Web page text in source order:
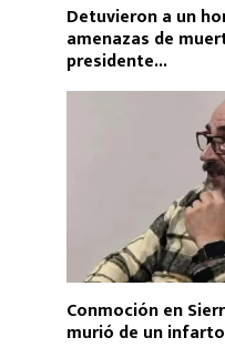
Detuvieron a un
amenazas de
presidente...
Conmoción en
murió de un